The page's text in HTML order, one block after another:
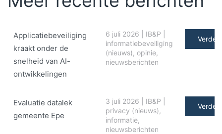
Applicatiebeveiliging
kraakt onder de
snelheid van AI-
ontwikkelingen
6 juli 2026 IB&P
informatiebeveiliging
(nieuws), opinie,
nieuwsberichten
Verder
Evaluatie datalek
gemeente Epe
3 juli 2026 IB&P
privacy (nieuws),
informatie,
nieuwsberichten
Verder